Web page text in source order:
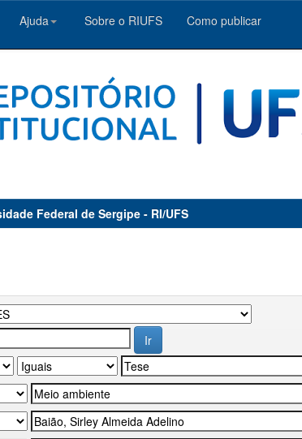
Ajuda Sobre o RIUFS Como publicar
Federal de Sergipe - RI/UFS